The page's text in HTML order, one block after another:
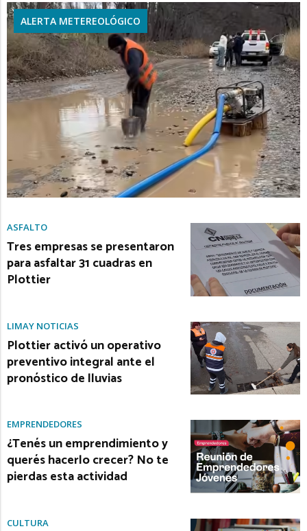
ALERTA METEREOLÓGICO
ASFALTO
Tres empresas se presentaron
para asfaltar 31 cuadras en
Plottier
LIMAY NOTICIAS
Plottier activó un operativo
preventivo integral ante el
pronóstico de lluvias
EMPRENDEDORES
¿Tenés un emprendimiento y
querés hacerlo crecer? No te
pierdas esta actividad
CULTURA